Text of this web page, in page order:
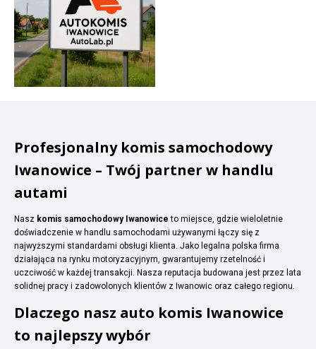
Profesjonalny komis samochodowy
Iwanowice – Twój partner w handlu
autami
Nasz komis samochodowy Iwanowice to miejsce, gdzie wieloletnie
doświadczenie w handlu samochodami używanymi łączy się z
najwyższymi standardami obsługi klienta. Jako legalna polska firma
działająca na rynku motoryzacyjnym, gwarantujemy rzetelność i
uczciwość w każdej transakcji. Nasza reputacja budowana jest przez lata
solidnej pracy i zadowolonych klientów z Iwanowic oraz całego regionu.
Dlaczego nasz auto komis Iwanowice
to najlepszy wybór